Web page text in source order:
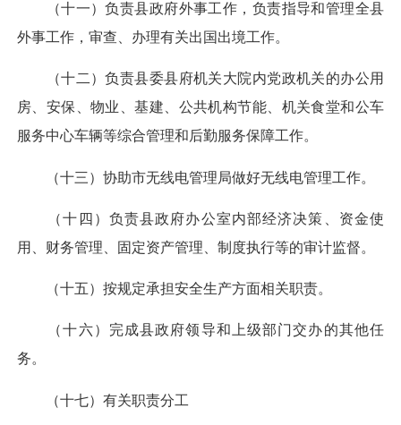
（十一）负责县政府外事工作，负责指导和管理全县
外事工作，审查、办理有关出国出境工作。
（十二）负责县委县府机关大院内党政机关的办公用
房、安保、物业、基建、公共机构节能、机关食堂和公车
服务中心车辆等综合管理和后勤服务保障工作。
（十三）协助市无线电管理局做好无线电管理工作。
（十四）负责县政府办公室内部经济决策、资金使
用、财务管理、固定资产管理、制度执行等的审计监督。
（十五）按规定承担安全生产方面相关职责。
（十六）完成县政府领导和上级部门交办的其他任
务。
（十七）有关职责分工